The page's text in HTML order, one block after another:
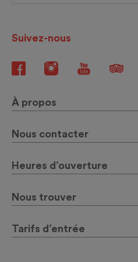
Suivez-nous
À propos
Nous contacter
Heures d’ouverture
Nous trouver
Tarifs d’entrée